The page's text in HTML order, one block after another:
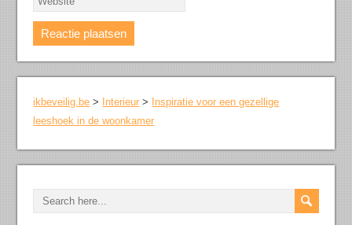
ikbeveilig.be > Interieur > Inspiratie voor een gezellige
leeshoek in de woonkamer